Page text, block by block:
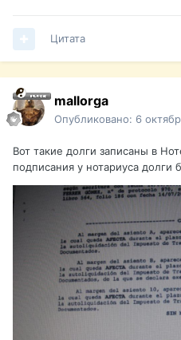
Цитата
mallorga
Опубликовано: 6
Вот такие долги записаны в
подписания у нотариуса долги